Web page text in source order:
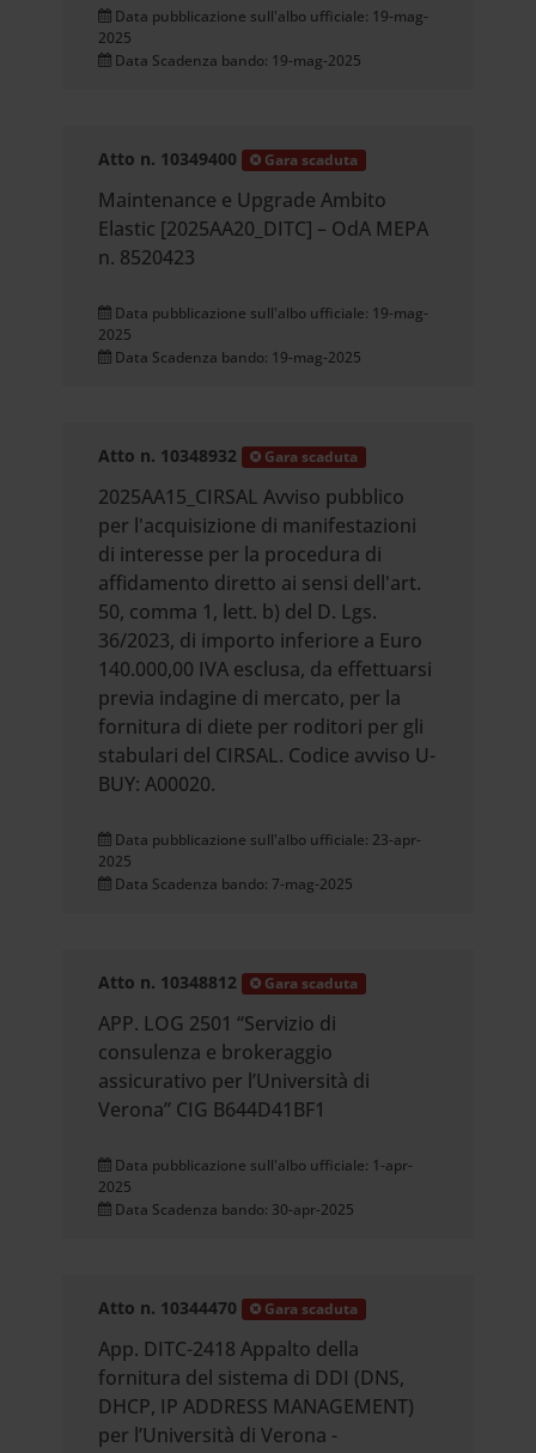
Data pubblicazione sull'albo ufficiale: 19-mag-
2025
Data Scadenza bando: 19-mag-2025
Atto n. 10349400 Gara scaduta
Maintenance e Upgrade Ambito
Elastic [2025AA20_DITC] – OdA MEPA
n. 8520423
Data pubblicazione sull'albo ufficiale: 19-mag-
2025
Data Scadenza bando: 19-mag-2025
Atto n. 10348932 Gara scaduta
2025AA15_CIRSAL Avviso pubblico
per l'acquisizione di manifestazioni
di interesse per la procedura di
affidamento diretto ai sensi dell'art.
50, comma 1, lett. b) del D. Lgs.
36/2023, di importo inferiore a Euro
140.000,00 IVA esclusa, da effettuarsi
previa indagine di mercato, per la
fornitura di diete per roditori per gli
stabulari del CIRSAL. Codice avviso U-
BUY: A00020.
Data pubblicazione sull'albo ufficiale: 23-apr-
2025
Data Scadenza bando: 7-mag-2025
Atto n. 10348812 Gara scaduta
APP. LOG 2501 “Servizio di
consulenza e brokeraggio
assicurativo per l’Università di
Verona” CIG B644D41BF1
Data pubblicazione sull'albo ufficiale: 1-apr-
2025
Data Scadenza bando: 30-apr-2025
Atto n. 10344470 Gara scaduta
App. DITC-2418 Appalto della
fornitura del sistema di DDI (DNS,
DHCP, IP ADDRESS MANAGEMENT)
per l’Università di Verona -